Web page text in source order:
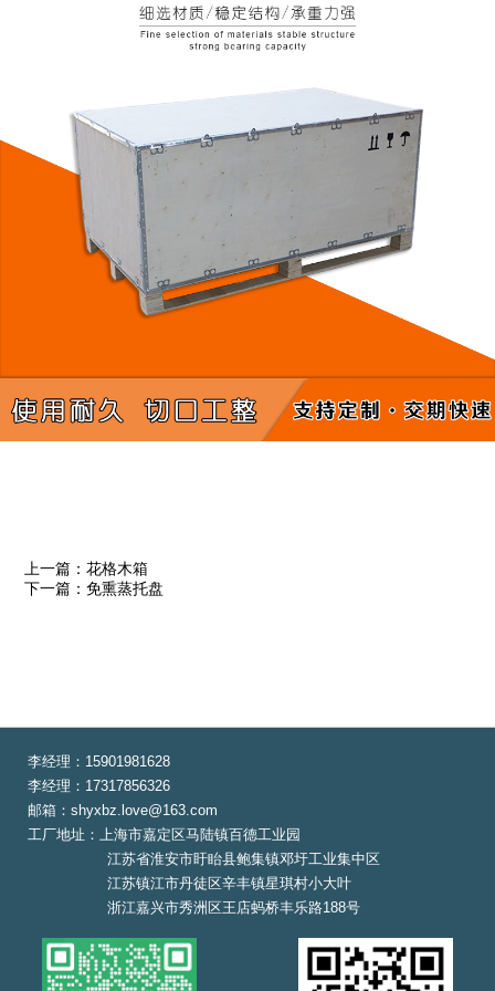
上一篇：花格木箱
下一篇：免熏蒸托盘
李经理：15901981628
李经理：17317856326
邮箱：shyxbz.love@163.com
工厂地址：上海市嘉定区马陆镇百德工业园
江苏省淮安市盱眙县鲍集镇邓圩工业集中区
江苏镇江市丹徒区辛丰镇星琪村小大叶
浙江嘉兴市秀洲区王店蚂桥丰乐路188号